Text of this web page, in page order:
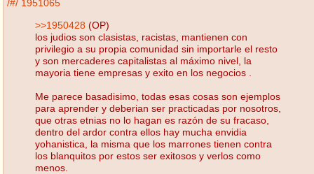
/#/ 1951065
>>1950428 (OP)
los judios son clasistas, racistas, mantienen con
privilegio a su propia comunidad sin importarle el resto
y son mercaderes capitalistas al máximo nivel, la
mayoria tiene empresas y exito en los negocios .
Me parece basadisimo, todas esas cosas son ejemplos
para aprender y deberian ser practicadas por nosotros,
que otras etnias no lo hagan es razón de su fracaso,
dentro del ardor contra ellos hay mucha envidia
yohanistica, la misma que los marrones tienen contra
los blanquitos por estos ser exitosos y verlos como
menos.